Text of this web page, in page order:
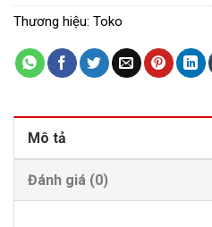
Thương hiệu: Toko
Mô tả
Đánh giá (0)